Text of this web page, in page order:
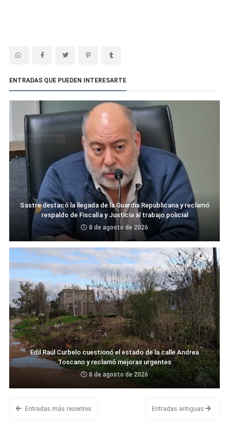
ENTRADAS QUE PUEDEN INTERESARTE
Sastre destacó la llegada de la Guardia Republicana y reclamó
respaldo de Fiscalía y Justicia al trabajo policial
8 de agosto de 2026
Edil Raúl Curbelo cuestionó el estado de la calle Andrea
Toscano y reclamó mejoras urgentes
8 de agosto de 2026
Entradas más recientes Entradas antiguas